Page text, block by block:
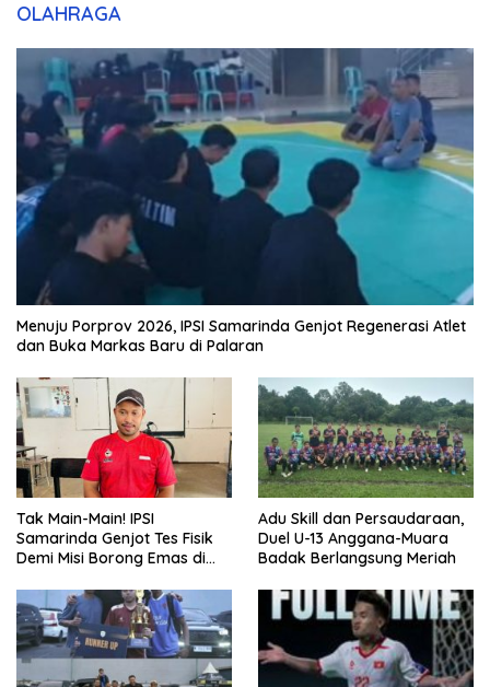
OLAHRAGA
Menuju Porprov 2026, IPSI Samarinda Genjot Regenerasi Atlet
dan Buka Markas Baru di Palaran
Tak Main-Main! IPSI
Samarinda Genjot Tes Fisik
Demi Misi Borong Emas di
Adu Skill dan Persaudaraan,
Duel U-13 Anggana-Muara
Badak Berlangsung Meriah